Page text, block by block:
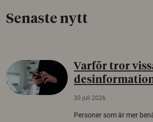
Senaste nytt
Varför tror
30 juli 2026
Personer som är mer